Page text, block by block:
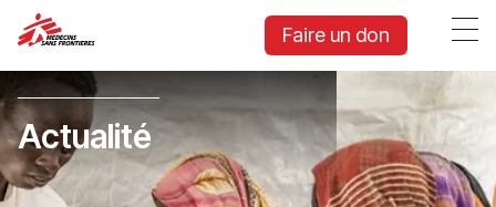
Faire un don
Actualité